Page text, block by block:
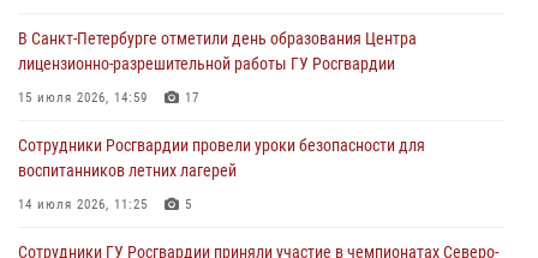
В Санкт-Петербурге при содействии СОБР Росгвардии задержаны
подозреваемые в мошеннических действиях
Сотрудники ГУ Росгвардии приняли участие в чемпионатах Северо-
Западного округа войск национальной гвардии РФ по спортивному и
В Санкт-Петербурге отметили день образования Центра
лицензионно-разрешительной работы ГУ Росгвардии
15 июля 2026, 14:59 17
Сотрудники Росгвардии провели уроки безопасности для
воспитанников летних лагерей
14 июля 2026, 11:25 5
Сотрудники ГУ Росгвардии приняли участие в чемпионатах Северо-